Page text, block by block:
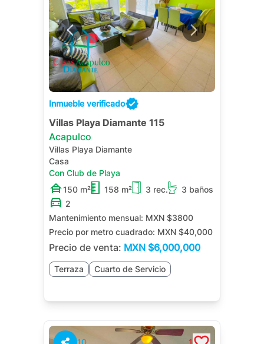
Inmueble verificado
Villas Playa Diamante 115
Acapulco
Villas Playa Diamante
Casa
Con Club de Playa
150 m²
158 m² 3 rec.
3 baños
2
Mantenimiento mensual: MXN $3800
Precio por metro cuadrado: MXN $40,000
Precio de venta: MXN $6,000,000
Terraza Cuarto de Servicio
10 1